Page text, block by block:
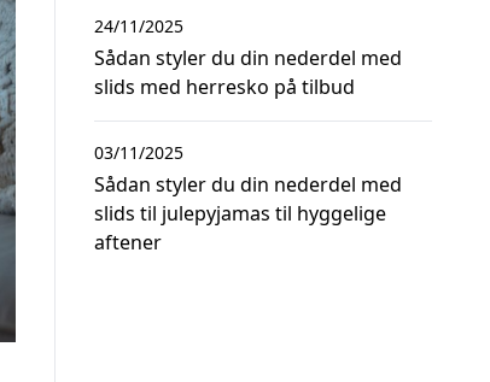
Sådan styler du din nederdel med
slids med herresko på tilbud
24/11/2025
Sådan styler du din nederdel med
slids til julepyjamas til hyggelige
aftener
03/11/2025